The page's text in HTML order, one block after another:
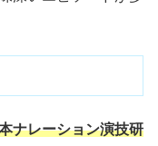
ナレーション演技研